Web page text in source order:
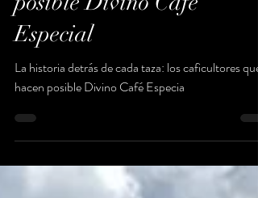
taza de cafe: los
caficultores que hacen
posible Divino Café
Especial
La historia detrás de cada taza: los caficultores que
hacen posible Divino Café Especia